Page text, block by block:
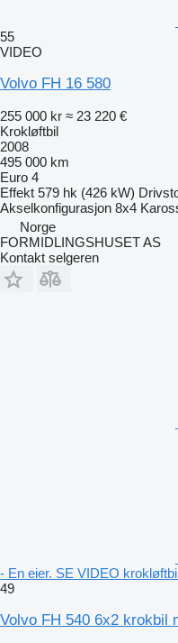
55
VIDEO
Volvo FH 16 580
255 000 kr ≈ 23 220 €
Krokløftbil
2008
495 000 km
Euro 4
Effekt 579 hk (426 kW)
Akselkonfigurasjon 8x4
Norge
FORMIDLINGSHUSET AS
Kontakt selgeren
- En eier. SE VIDEO
49
Volvo FH 540 6x2 krokbil